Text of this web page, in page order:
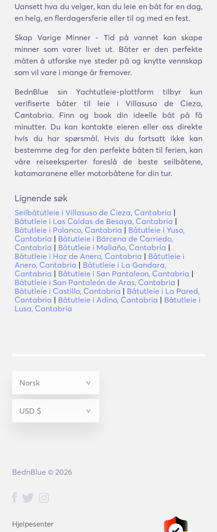
Uansett hva du velger, kan du leie en båt for en dag,
en helg, en flerdagersferie eller til og med en fest.
Skap Varige Minner - Tid på vannet kan skape
minner som varer livet ut. Båter er den perfekte
måten å utforske nye steder på og knytte vennskap
som vil vare i mange år fremover.
BednBlue sin Yachtutleie-plattform tilbyr kun
verifiserte båter til leie i Villasuso de Cieza,
Cantabria. Finn og book din ideelle båt på få
minutter. Du kan kontakte eieren eller oss direkte
hvis du har spørsmål. Hvis du fortsatt ikke kan
bestemme deg for den perfekte båten til ferien, kan
våre reiseeksperter foreslå de beste seilbåtene,
katamaranene eller motorbåtene for din tur.
Lignende søk
Seilbåtutleie i Villasuso de Cieza, Cantabria |
Båtutleie i Las Caldas de Besaya, Cantabria |
Båtutleie i Polanco, Cantabria | Båtutleie i Yuso,
Cantabria | Båtutleie i Bárcena de Carriedo,
Cantabria | Båtutleie i Maliaño, Cantabria |
Båtutleie i Hoz de Anero, Cantabria | Båtutleie i
Anero, Cantabria | Båtutleie i La Gandara,
Cantabria | Båtutleie i San Pantaleon, Cantabria |
Båtutleie i San Pantaleón de Aras, Cantabria |
Båtutleie i Castillo, Cantabria | Båtutleie i La Pared,
Cantabria | Båtutleie i Adino, Cantabria | Båtutleie i
Lusa, Cantabria
Hjelpesenter
BednBlue © 2026